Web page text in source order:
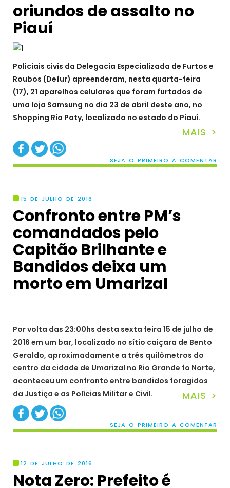
oriundos de assalto no
Piauí
Policiais civis da Delegacia Especializada de Furtos e
Roubos (Defur) apreenderam, nesta quarta-feira
(17), 21 aparelhos celulares que foram furtados de
uma loja Samsung no dia 23 de abril deste ano, no
Shopping Rio Poty, localizado no estado do Piauí.
MAIS >
SEJA O PRIMEIRO A COMENTAR
15 DE JULHO DE 2016
Confronto entre PM’s
comandados pelo
Capitão Brilhante e
Bandidos deixa um
morto em Umarizal
Por volta das 23:00hs desta sexta feira 15 de julho de
2016 em um bar, localizado no sítio caiçara de Bento
Geraldo, aproximadamente a três quilômetros do
centro da cidade de Umarizal no Rio Grande fo Norte,
aconteceu um confronto entre bandidos foragidos
da Justiça e as Polícias Militar e Civil.
MAIS >
SEJA O PRIMEIRO A COMENTAR
12 DE JULHO DE 2016
Nota Zero: Prefeito é